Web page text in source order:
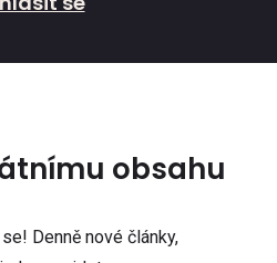
obsahu
Denně nové články,